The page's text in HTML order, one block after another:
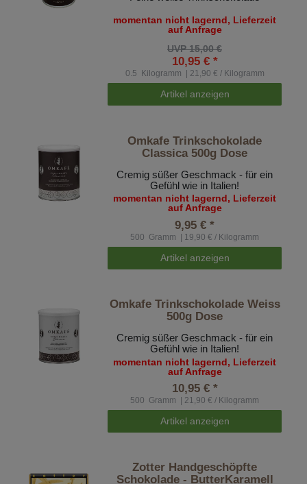
momentan nicht lagernd, Lieferzeit
auf Anfrage
UVP 15,00 €
10,95 € *
0.5 Kilogramm | 21,90 € / Kilogramm
Artikel anzeigen
Omkafe Trinkschokolade
Classica 500g Dose
Cremig süßer Geschmack - für ein
Gefühl wie in Italien!
momentan nicht lagernd, Lieferzeit
auf Anfrage
9,95 € *
500 Gramm | 19,90 € / Kilogramm
Artikel anzeigen
Omkafe Trinkschokolade Weiss
500g Dose
Cremig süßer Geschmack - für ein
Gefühl wie in Italien!
momentan nicht lagernd, Lieferzeit
auf Anfrage
10,95 € *
500 Gramm | 21,90 € / Kilogramm
Artikel anzeigen
Zotter Handgeschöpfte
Schokolade - ButterKaramell